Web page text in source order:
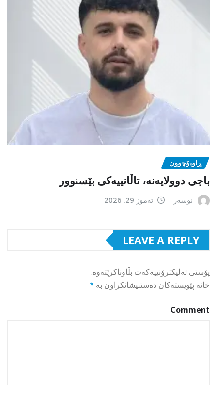
ڕاوبۆچوون
باجی دوولایەنە، تاڵانییەکی بێسنوور
نوسەر تەموز 29, 2026
LEAVE A REPLY
پۆستی ئەلیکترۆنییەکەت بڵاوناکرێتەوە.
خانە پێویستەکان دەستنیشانکراون بە *
Comment